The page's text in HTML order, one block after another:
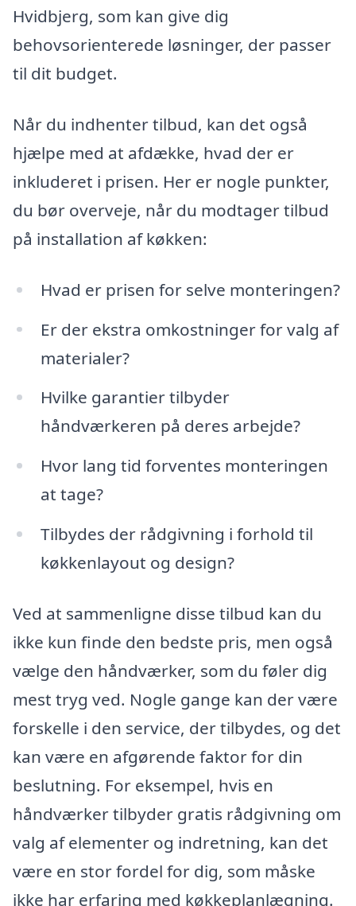
Hvidbjerg, som kan give dig
behovsorienterede løsninger, der passer
til dit budget.
Når du indhenter tilbud, kan det også
hjælpe med at afdække, hvad der er
inkluderet i prisen. Her er nogle punkter,
du bør overveje, når du modtager tilbud
på installation af køkken:
Hvad er prisen for selve monteringen?
Er der ekstra omkostninger for valg af
materialer?
Hvilke garantier tilbyder
håndværkeren på deres arbejde?
Hvor lang tid forventes monteringen
at tage?
Tilbydes der rådgivning i forhold til
køkkenlayout og design?
Ved at sammenligne disse tilbud kan du
ikke kun finde den bedste pris, men også
vælge den håndværker, som du føler dig
mest tryg ved. Nogle gange kan der være
forskelle i den service, der tilbydes, og det
kan være en afgørende faktor for din
beslutning. For eksempel, hvis en
håndværker tilbyder gratis rådgivning om
valg af elementer og indretning, kan det
være en stor fordel for dig, som måske
ikke har erfaring med køkkeplanlægning.